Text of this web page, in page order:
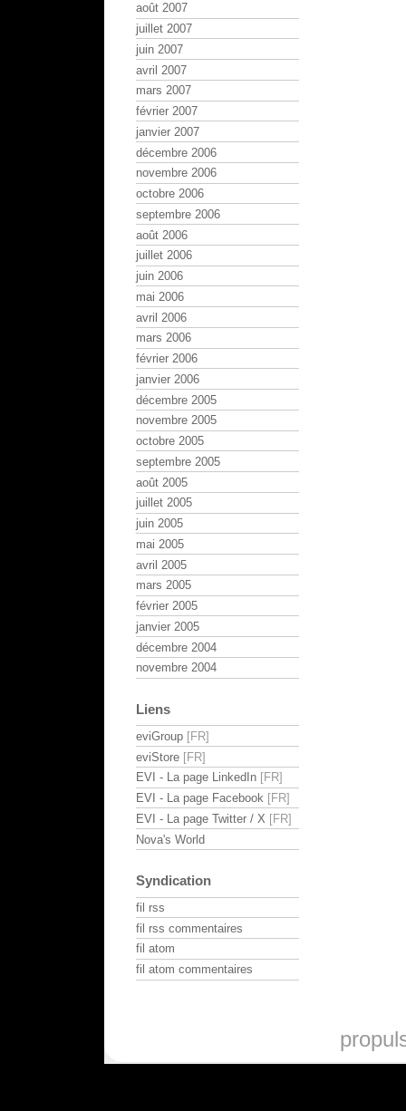
août 2007
juillet 2007
juin 2007
avril 2007
mars 2007
février 2007
janvier 2007
décembre 2006
novembre 2006
octobre 2006
septembre 2006
août 2006
juillet 2006
juin 2006
mai 2006
avril 2006
mars 2006
février 2006
janvier 2006
décembre 2005
novembre 2005
octobre 2005
septembre 2005
août 2005
juillet 2005
juin 2005
mai 2005
avril 2005
mars 2005
février 2005
janvier 2005
décembre 2004
novembre 2004
Liens
eviGroup
eviStore
EVI - La page LinkedIn
EVI - La page Facebook
EVI - La page Twitter / X
Nova's World
Syndication
fil rss
fil rss commentaires
fil atom
fil atom commentaires